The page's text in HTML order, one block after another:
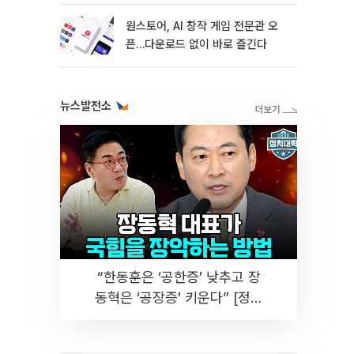
원스토어, AI 창작 게임 전문관 오
픈…다운로드 없이 바로 즐긴다
뉴스발전소
“한동훈은 ‘공한증’ 낮추고 장
동혁은 ‘공장증’ 키운다” [정치